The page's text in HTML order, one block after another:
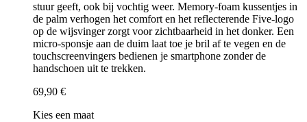
stuur geeft, ook bij vochtig weer. Memory-foam kussentjes in
de palm verhogen het comfort en het reflecterende Five-logo
op de wijsvinger zorgt voor zichtbaarheid in het donker. Een
micro-sponsje aan de duim laat toe je bril af te vegen en de
touchscreenvingers bedienen je smartphone zonder de
handschoen uit te trekken.
69,90 €
Kies een maat